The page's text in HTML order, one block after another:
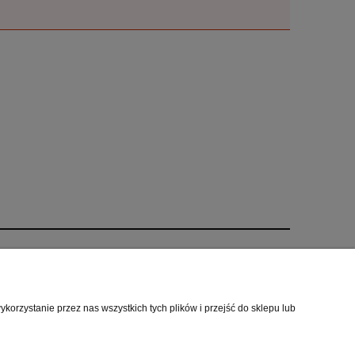
O firmie
przez nas wszystkich tych plików i przejść do sklepu lub